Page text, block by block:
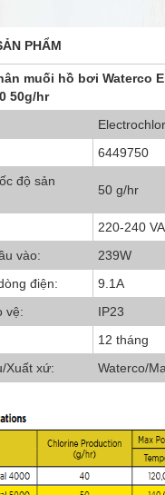
PHẨM
muối hồ bơi Waterco
50g/hr
6449750
độ sản
50 g/hr
220-240
vào:
239W
điện:
9.1A
vệ:
IP23
12 tháng
Xuất xứ:
Waterco/